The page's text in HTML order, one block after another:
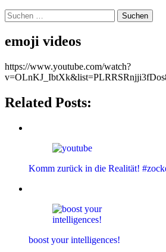
Suchen
nach:
emoji videos
https://www.youtube.com/watch?
Related Posts:
Komm zurück in die Realität!
boost your intelligences!